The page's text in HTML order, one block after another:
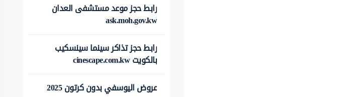
رابط حجز موعد مستشفى العدان
ask.moh.gov.kw
رابط حجز تذاكر سينما سينسكيب
بالكويت cinescape.com.kw
عروض اليوسفي بدون كرتون 2025